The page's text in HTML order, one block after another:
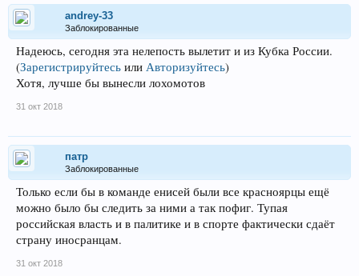
andrey-33
Заблокированные
Надеюсь, сегодня эта нелепость вылетит и из Кубка России.
(Зарегистрируйтесь или Авторизуйтесь)
Хотя, лучше бы вынесли лохомотов
31 окт 2018
патр
Заблокированные
Только если бы в команде енисей были все красноярцы ещё
можно было бы следить за ними а так пофиг. Тупая
российская власть и в палитике и в спорте фактически сдаёт
страну иносранцам.
31 окт 2018